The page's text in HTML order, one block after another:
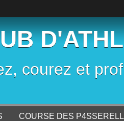
courez et
COURSE DES